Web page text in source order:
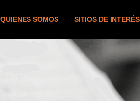
QUIENES SOMOS SITIOS DE INTERÉS